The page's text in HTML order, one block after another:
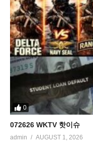
0
072626 WKTV 핫이슈
admin AUGUST 1, 2026